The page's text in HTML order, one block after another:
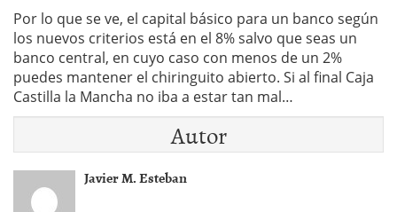
Por lo que se ve, el capital básico para un banco según
los nuevos criterios está en el 8% salvo que seas un
banco central, en cuyo caso con menos de un 2%
puedes mantener el chiringuito abierto. Si al final Caja
Castilla la Mancha no iba a estar tan mal…
Autor
Javier M. Esteban